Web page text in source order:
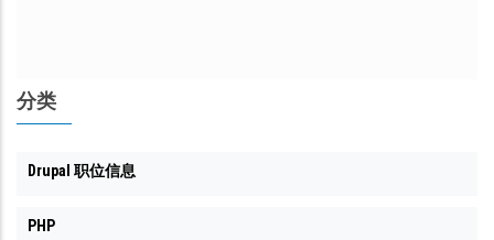
分类
Drupal 职位信息
PHP